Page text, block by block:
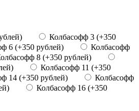
Колбасофф 3 (+350
6 (+350 рублей)
Колбасофф
8 (+350 рублей)
Колбасофф 11 (+350
14 (+350 рублей)
Колбасофф
Колбасофф 16 (+350